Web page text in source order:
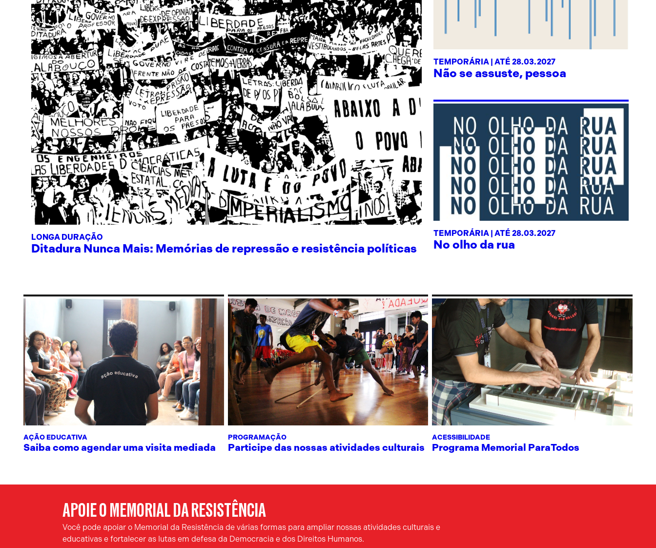
LONGA DURAÇÃO
Ditadura Nunca Mais: Memórias de repressão e resistência políticas
TEMPORÁRIA | ATÉ 28.03.2027
Não se assuste, pessoa
TEMPORÁRIA | ATÉ 28.03.2027
No olho da rua
AÇÃO EDUCATIVA
Saiba como agendar uma visita mediada
PROGRAMAÇÃO
Participe das nossas atividades culturais
ACESSIBILIDADE
Programa Memorial ParaTodos
APOIE O MEMORIAL DA RESISTÊNCIA
Você pode apoiar o Memorial da Resistência de várias formas para ampliar nossas atividades culturais e
educativas e fortalecer as lutas em defesa da Democracia e dos Direitos Humanos.